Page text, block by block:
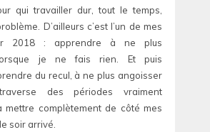
qui travailler dur, tout le temps,
D’ailleurs c’est l’un de mes
2018 : apprendre à ne plus
je ne fais rien. Et puis
du recul, à ne plus angoisser
des périodes vraiment
mettre complètement de côté mes
soir arrivé.